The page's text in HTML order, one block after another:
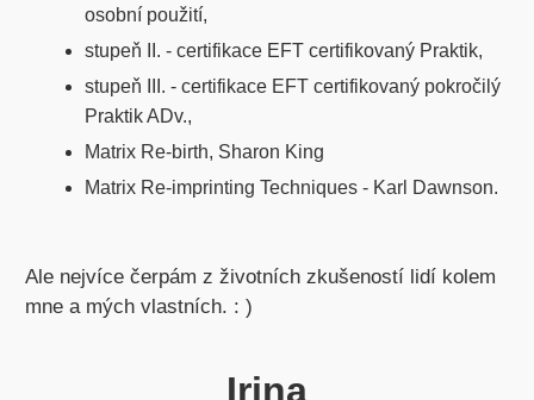
osobní použití,
stupeň II. - certifikace EFT certifikovaný Praktik,
stupeň III. - certifikace EFT certifikovaný pokročilý
Praktik ADv.,
Matrix Re-birth, Sharon King
Matrix Re-imprinting Techniques - Karl Dawnson.
Ale nejvíce čerpám z životních zkušeností lidí kolem
mne a mých vlastních. : )
Irina